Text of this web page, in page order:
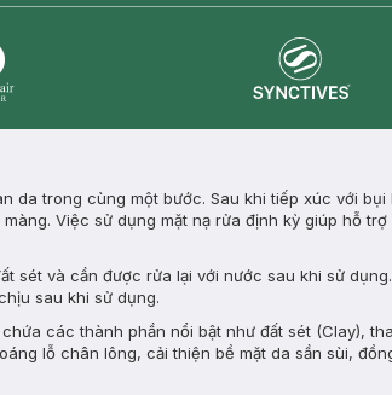
da trong cùng một bước. Sau khi tiếp xúc với
Việc sử dụng mặt nạ rửa định kỳ giúp hỗ trợ
sét và cần được rửa lại với nước sau khi sử
sau khi sử dụng.
các thành phần nổi bật như đất sét (Clay),
lỗ chân lông, cải thiện bề mặt da sần sùi,